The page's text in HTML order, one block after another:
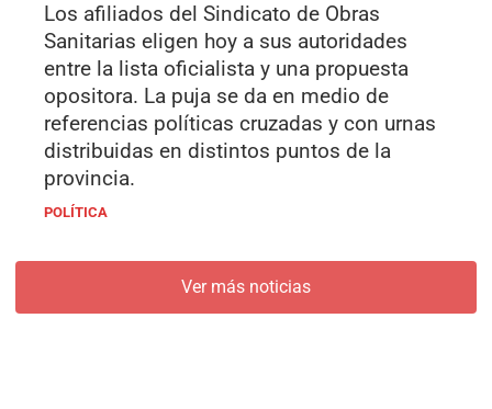
Los afiliados del Sindicato de Obras
Sanitarias eligen hoy a sus autoridades
entre la lista oficialista y una propuesta
opositora. La puja se da en medio de
referencias políticas cruzadas y con urnas
distribuidas en distintos puntos de la
provincia.
POLÍTICA
Ver más noticias